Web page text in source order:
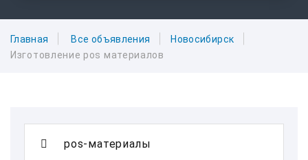
Главная Все объявления
Новосибирск
Изготовление pos материалов